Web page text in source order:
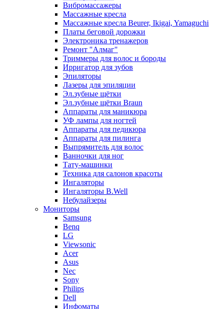
Вибромассажеры
Массажные кресла
Массажные кресла Beurer, Ikigai, Yamaguchi
Платы беговой дорожки
Электроника тренажеров
Ремонт "Алмаг"
Триммеры для волос и бороды
Ирригатор для зубов
Эпиляторы
Лазеры для эпиляции
Эл.зубные щётки
Эл.зубные щётки Braun
Аппараты для маникюра
УФ лампы для ногтей
Аппараты для педикюра
Аппараты для пилинга
Выпрямитель для волос
Ванночки для ног
Тату-машинки
Техника для салонов красоты
Ингаляторы
Ингаляторы B.Well
Небулайзеры
Мониторы
Samsung
Benq
LG
Viewsonic
Acer
Asus
Nec
Sony
Philips
Dell
Инфоматы